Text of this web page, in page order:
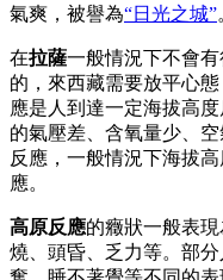
氣爽，被譽為“日光之城”
在拉薩一般情況下不會
的，來西藏需要放平心
應是人到達一定海拔高
的氣壓差、含氧量少、
反應，一般情況下海拔
應。
高原反應的癥狀一般表
燒、頭昏、乏力等。部